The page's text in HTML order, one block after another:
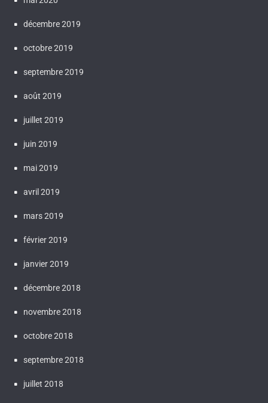
décembre 2019
octobre 2019
septembre 2019
août 2019
juillet 2019
juin 2019
mai 2019
avril 2019
mars 2019
février 2019
janvier 2019
décembre 2018
novembre 2018
octobre 2018
septembre 2018
juillet 2018